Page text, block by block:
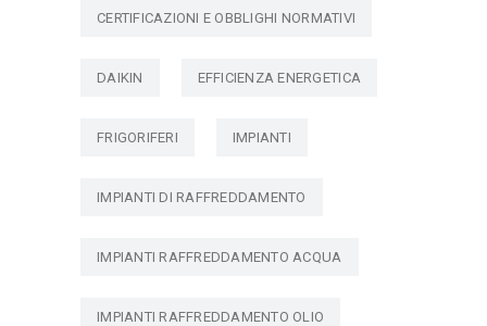
CERTIFICAZIONI E OBBLIGHI NORMATIVI
DAIKIN EFFICIENZA ENERGETICA
FRIGORIFERI IMPIANTI
IMPIANTI DI RAFFREDDAMENTO
IMPIANTI RAFFREDDAMENTO ACQUA
IMPIANTI RAFFREDDAMENTO OLIO